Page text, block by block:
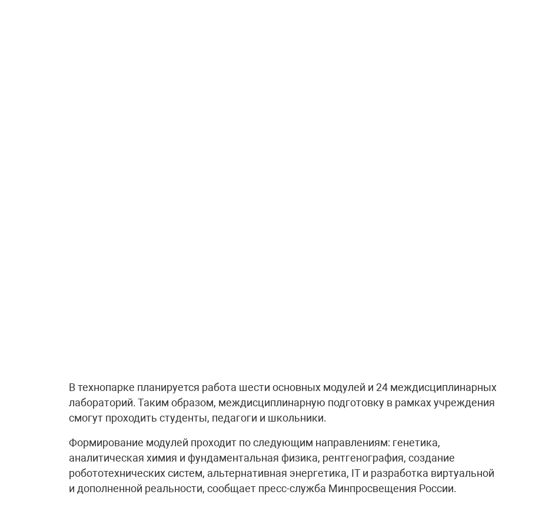
В технопарке планируется работа шести основных модулей и 24 междисциплинарных
лабораторий. Таким образом, междисциплинарную подготовку в рамках учреждения
смогут проходить студенты, педагоги и школьники.
Формирование модулей проходит по следующим направлениям: генетика,
аналитическая химия и фундаментальная физика, рентгенография, создание
робототехнических систем, альтернативная энергетика, IT и разработка виртуальной
и дополненной реальности, сообщает пресс-служба Минпросвещения России.